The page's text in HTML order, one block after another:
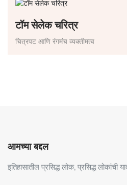
टॉम सेलेक चरित्र
चित्रपट आणि रंगमंच व्यक्तीमत्व
आमच्या बद्दल
इतिहासातील प्रसिद्ध लोक, प्रसिद्ध लोकांची